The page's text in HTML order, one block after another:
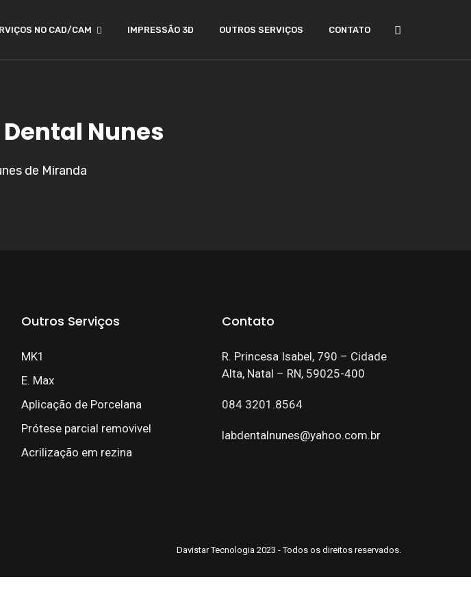
NO CAD/CAM IMPRESSÃO 3D OUTROS SERVIÇOS CONTATO
Nunes
de Miranda
Outros Serviços
MK1
E. Max
Aplicação de Porcelana
Prótese parcial removivel
Acrilização em rezina
Contato
R. Princesa Isabel, 790 – Cidade
Alta, Natal – RN, 59025-400
084 3201.8564
labdentalnunes@yahoo.com.br
Davistar Tecnologia 2023 - Todos os direitos reservados.